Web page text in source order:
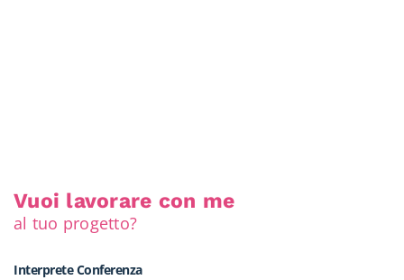
Vuoi lavorare con me
al tuo progetto?
Interprete Conferenza